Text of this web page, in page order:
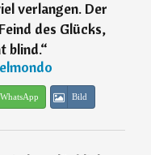
verlangen. Der
des Glücks,
blind.“
WhatsApp Bild